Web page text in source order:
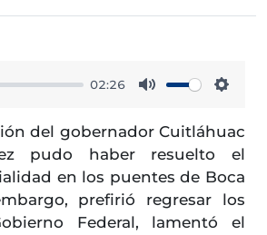
02:26
del gobernador Cuitláhuac
pudo haber resuelto el
en los puentes de Boca
prefirió regresar los
Federal, lamentó el